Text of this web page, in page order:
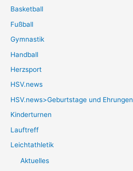
Basketball
Fußball
Gymnastik
Handball
Herzsport
HSV.news
HSV.news>Geburtstage und Ehrungen
Kinderturnen
Lauftreff
Leichtathletik
Aktuelles